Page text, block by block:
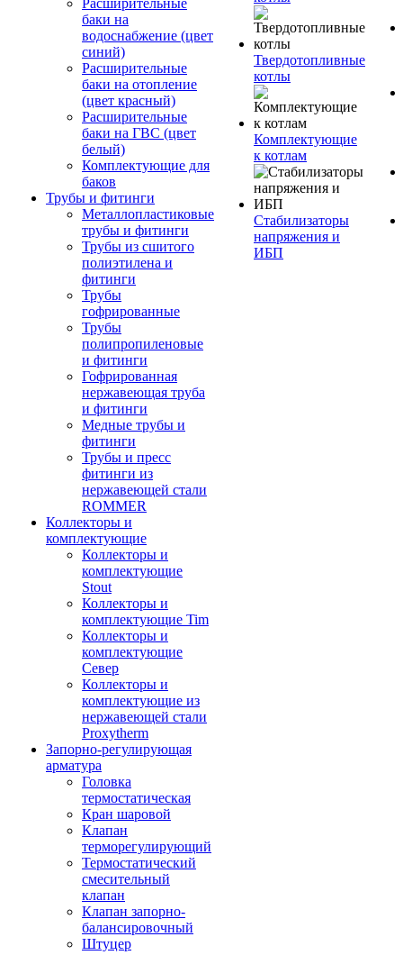
Расширительные
баки на
водоснабжение (цвет
синий)
Расширительные
баки на отопление
(цвет красный)
Расширительные
баки на ГВС (цвет
белый)
Комплектующие для
баков
Трубы и фитинги
Металлопластиковые
трубы и фитинги
Трубы из сшитого
полиэтилена и
фитинги
Трубы
гофрированные
Трубы
полипропиленовые
и фитинги
Гофрированная
нержавеющая труба
и фитинги
Медные трубы и
фитинги
Трубы и пресс
фитинги из
нержавеющей стали
ROMMER
Коллекторы и
комплектующие
Коллекторы и
комплектующие
Stout
Коллекторы и
комплектующие Tim
Коллекторы и
комплектующие
Север
Коллекторы и
комплектующие из
нержавеющей стали
Proxytherm
Запорно-регулирующая
арматура
Головка
термостатическая
Кран шаровой
Клапан
терморегулирующий
Термостатический
смесительный
клапан
Клапан запорно-
балансировочный
Штуцер
Твердотопливные
котлы
Комплектующие
к котлам
Стабилизаторы
напряжения и
ИБП